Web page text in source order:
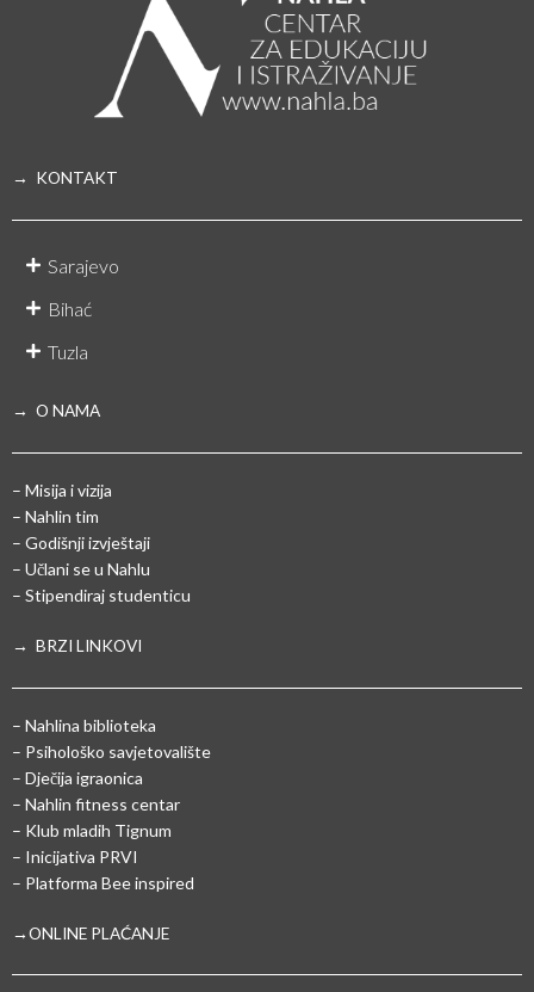
→ KONTAKT
Sarajevo
Bihać
Tuzla
→ O NAMA
– Misija i vizija
– Nahlin tim
– Godišnji izvještaji
– Učlani se u Nahlu
– Stipendiraj studenticu
→ BRZI LINKOVI
– Nahlina biblioteka
– Psihološko savjetovalište
– Dječija igraonica
– Nahlin fitness centar
– Klub mladih Tignum
– Inicijativa PRVI
– Platforma Bee inspired
→ONLINE PLAĆANJE